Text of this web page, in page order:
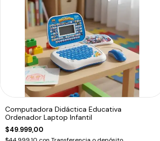
Computadora Didáctica Educativa
Ordenador Laptop Infantil
$49.999,00